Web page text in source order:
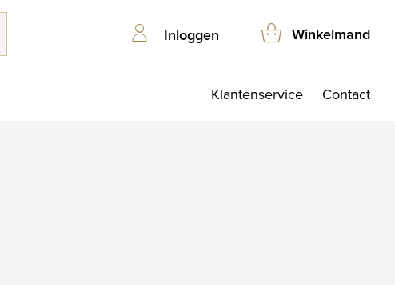
Inloggen Winkelmand
Klantenservice Contact